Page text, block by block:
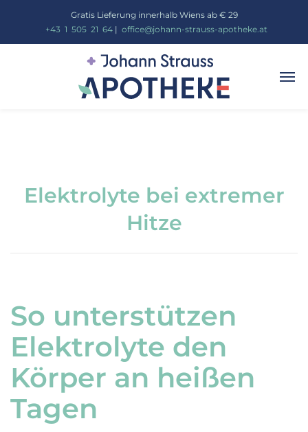
Gratis Lieferung innerhalb Wiens ab € 29
+43 1 505_ 21 64| office@johann-strauss-apotheke.at
Elektrolyte bei extremer
Hitze
So unterstützen
Elektrolyte den
Körper an heißen
Tagen